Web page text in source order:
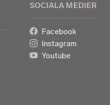
SOCIALA MEDIER
Facebook
Instagram
Youtube